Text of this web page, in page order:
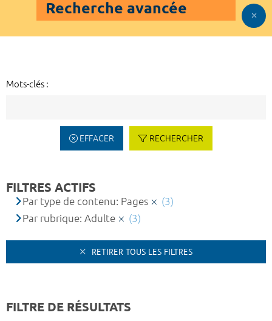
Recherche avancée
Mots-clés :
EFFACER RECHERCHER
FILTRES ACTIFS
Par type de contenu: Pages
(3)
Par rubrique: Adulte
(3)
RETIRER TOUS LES FILTRES
FILTRE DE RÉSULTATS